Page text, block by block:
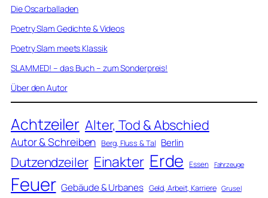
Die Oscarballaden
Poetry Slam Gedichte & Videos
Poetry Slam meets Klassik
SLAMMED! – das Buch – zum Sonderpreis!
Über den Autor
Achtzeiler Alter, Tod & Abschied
Autor & Schreiben Berg, Fluss & Tal Berlin
Dutzendzeiler Einakter Erde Essen Fahrzeuge
Feuer Gebäude & Urbanes Geld, Arbeit, Karriere Grusel